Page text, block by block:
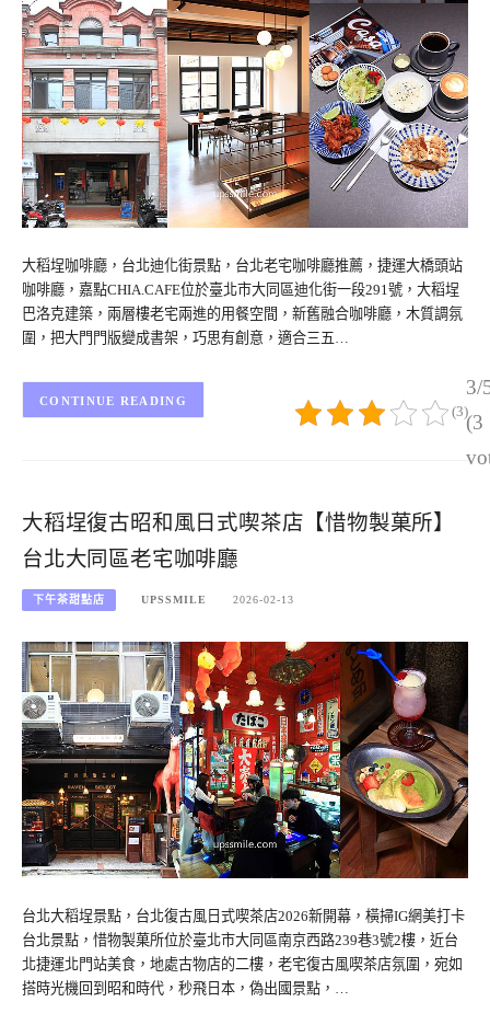
大稻埕咖啡廳，台北迪化街景點，台北老宅咖啡廳推薦，捷運大橋頭站
咖啡廳，嘉點CHIA.CAFE位於臺北市大同區迪化街一段291號，大稻埕
巴洛克建築，兩層樓老宅兩進的用餐空間，新舊融合咖啡廳，木質調氛
圍，把大門門版變成書架，巧思有創意，適合三五…
3/
(3
(3)
CONTINUE READING
大稻埕復古昭和風日式喫茶店【惜物製菓所】
台北大同區老宅咖啡廳
下午茶甜點店 UPSSMILE 2026-02-13
台北大稻埕景點，台北復古風日式喫茶店2026新開幕，橫掃IG網美打卡
台北景點，惜物製菓所位於臺北市大同區南京西路239巷3號2樓，近台
北捷運北門站美食，地處古物店的二樓，老宅復古風喫茶店氛圍，宛如
搭時光機回到昭和時代，秒飛日本，偽出國景點，…